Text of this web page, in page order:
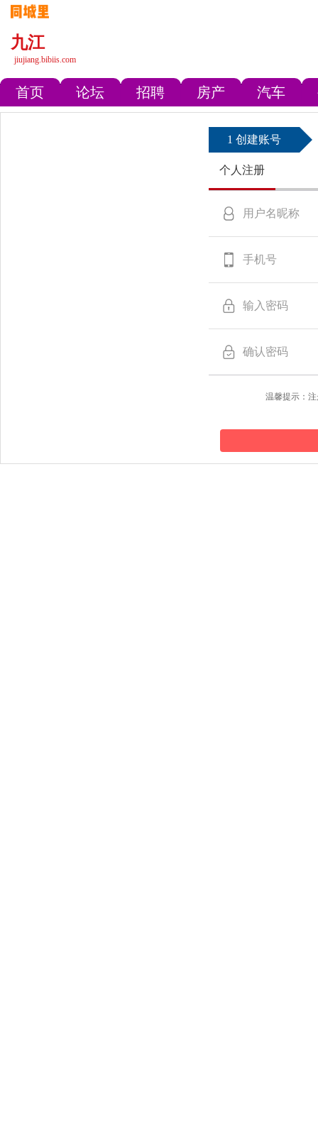
九江
jiujiang.bibiis.com
首页 论坛 招聘 房产 汽车
1 创建账号
个人注册
温馨提示：